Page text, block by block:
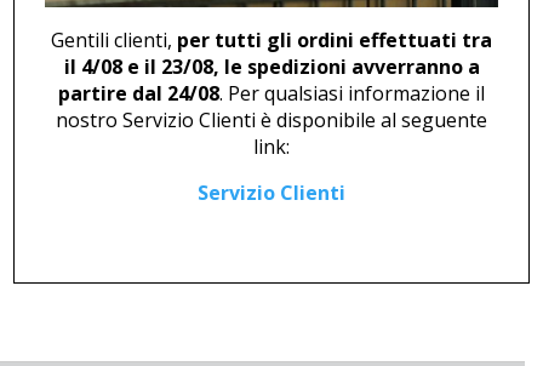
Gentili clienti, per tutti gli ordini effettuati tra
il 4/08 e il 23/08, le spedizioni avverranno a
partire dal 24/08. Per qualsiasi informazione il
nostro Servizio Clienti è disponibile al seguente
link:
Servizio Clienti